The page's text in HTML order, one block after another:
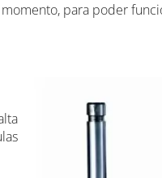
para poder